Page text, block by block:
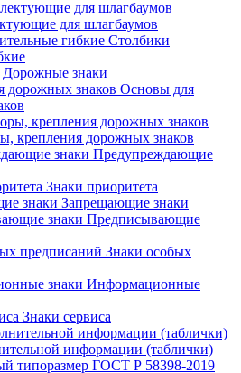
для шлагбаумов
Столбики
Дорожные знаки
Основы для
крепления дорожных знаков
Предупреждающие
Знаки приоритета
Запрещающие знаки
Предписывающие
Знаки особых
Информационные
Знаки сервиса
информации (таблички)